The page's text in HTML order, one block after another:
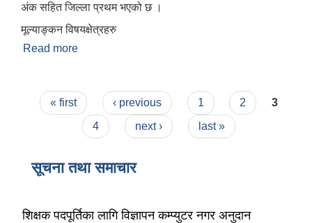
अंक सहित जिल्ला प्रथम भएको छ ।
मूल्याङ्कन विषयक्षेत्रहरु
Read more
Pages
« first ‹ previous 1 2
3
4
next › last »
सूचना तथा समाचार
शिक्षक पदपूर्तिका लागि विज्ञापन कम्प्युटर नगर अनुदान